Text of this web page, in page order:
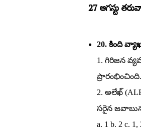
27 ఆగస్టు
20. కింది
1. గిరిజన
ప్రారంభించింది.
2. అలేఖ్‌
సరైన
a. 1 b. 2 c.